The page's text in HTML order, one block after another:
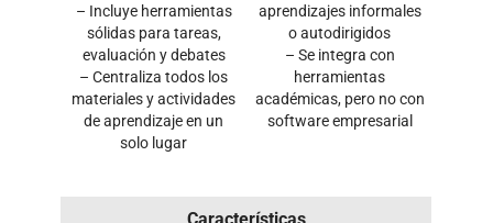
– Incluye herramientas
sólidas para tareas,
evaluación y debates
– Centraliza todos los
materiales y actividades
de aprendizaje en un
solo lugar
aprendizajes informales
o autodirigidos
– Se integra con
herramientas
académicas, pero no con
software empresarial